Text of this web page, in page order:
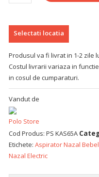
Selectati locatia
Produsul va fi livrat in 1-2 zile
Costul livrarii variaza in
in cosul de cumparaturi.
Vandut de
Polo Store
Cod Produs: PS KAS65A
Etichete: Aspirator Nazal
Nazal Electric